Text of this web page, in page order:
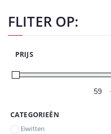
FLITER OP:
PRIJS
-
CATEGORIEËN
Eiwitten